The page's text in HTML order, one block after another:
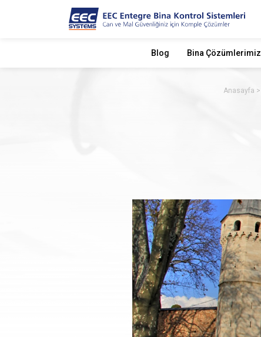
Blog Bina Çözümlerimiz
Anasayfa